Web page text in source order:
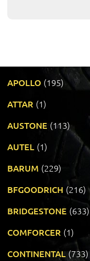
APOLLO (195)
ATTAR (1)
AUSTONE (113)
AUTEL (1)
BARUM (229)
BFGOODRICH (216)
BRIDGESTONE (633)
COMFORCER (1)
CONTINENTAL (733)